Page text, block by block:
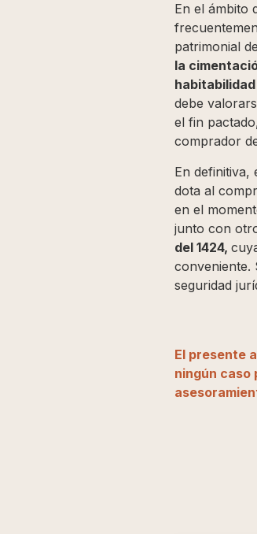
En el ámbito
patrimonial
la
habitabilidad
debe
el fin
comprador
En definitiva,
dota al
en el
junto con
del 1424,
conveniente.
seguridad
El presente
ningún caso